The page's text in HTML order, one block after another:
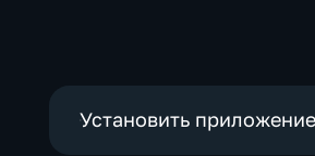
Установить